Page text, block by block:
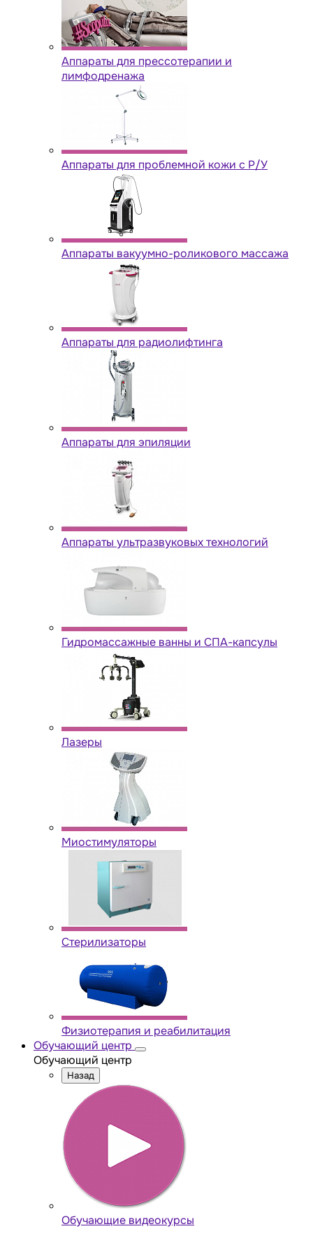
Аппараты для прессотерапии и
лимфодренажа
Аппараты для проблемной кожи с Р/У
Аппараты вакуумно-роликового массажа
Аппараты для радиолифтинга
Аппараты для эпиляции
Аппараты ультразвуковых технологий
Гидромассажные ванны и СПА-капсулы
Лазеры
Миостимуляторы
Стерилизаторы
Физиотерапия и реабилитация
Обучающий центр
Обучающий центр
Назад
Обучающие видеокурсы